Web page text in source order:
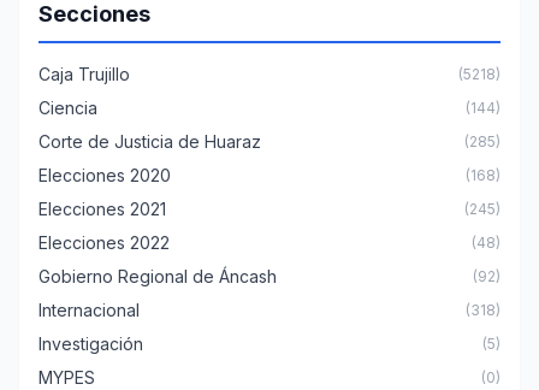
Secciones
Caja Trujillo (5218)
Ciencia (144)
Corte de Justicia de Huaraz (285)
Elecciones 2020 (168)
Elecciones 2021 (245)
Elecciones 2022 (48)
Gobierno Regional de Áncash (92)
Internacional (318)
Investigación (5)
MYPES (0)